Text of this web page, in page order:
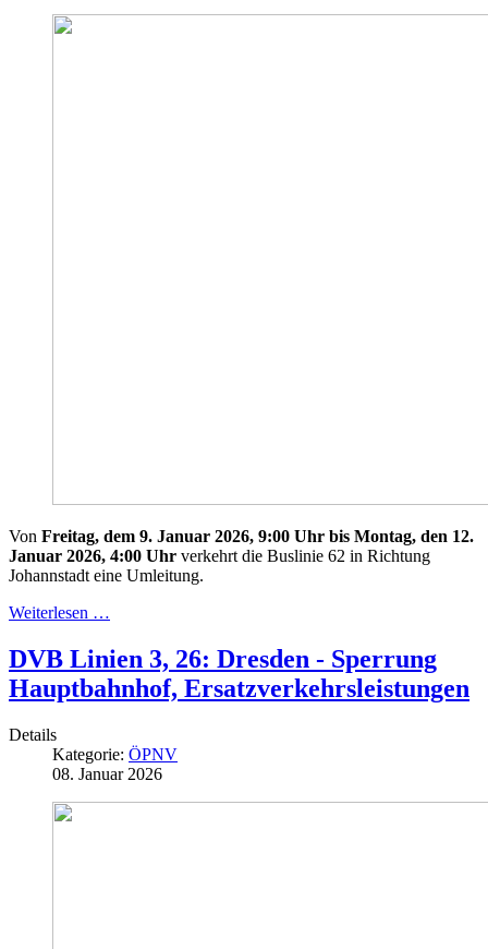
Von Freitag, dem 9. Januar 2026, 9:00 Uhr bis Montag, den 12.
Januar 2026, 4:00 Uhr verkehrt die Buslinie 62 in Richtung
Johannstadt eine Umleitung.
Weiterlesen …
DVB Linien 3, 26: Dresden - Sperrung
Hauptbahnhof, Ersatzverkehrsleistungen
Details
Kategorie: ÖPNV
08. Januar 2026